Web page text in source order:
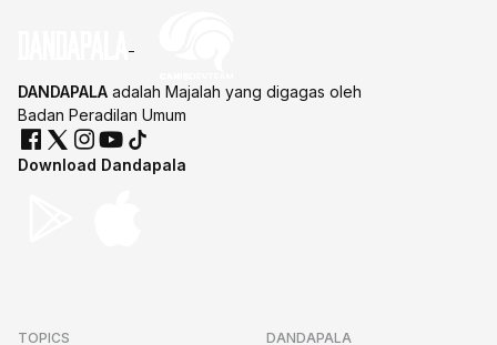
DANDAPALA adalah Majalah yang digagas oleh
Badan Peradilan Umum
Download Dandapala
TOPICS DANDAPALA